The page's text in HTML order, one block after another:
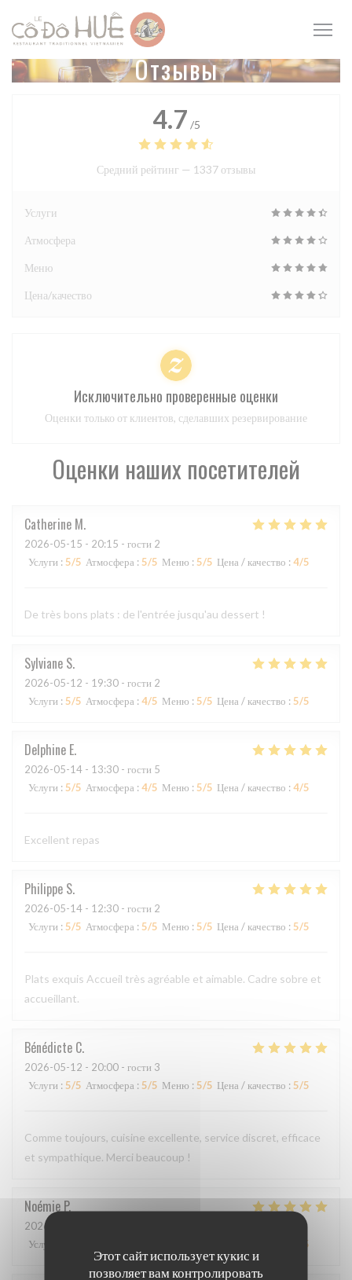
Панель управления cookies
Этот сайт использует кукис и
позволяет вам контролировать
Отзывы
Оценки наших посетителей
Catherine M
2026-05-15 - 20:15 - гости 2
Услуги : 5/5 Атмосфера : 5/5 Меню : 5/5 Цена / качество : 4/5
De très bons plats : de l'entrée jusqu'au dessert !
Sylviane S
2026-05-12 - 19:30 - гости 2
Услуги : 5/5 Атмосфера : 4/5 Меню : 5/5 Цена / качество : 5/5
Delphine E
2026-05-14 - 13:30 - гости 5
Услуги : 5/5 Атмосфера : 4/5 Меню : 5/5 Цена / качество : 4/5
Excellent repas
Philippe S
2026-05-14 - 12:30 - гости 2
Услуги : 5/5 Атмосфера : 5/5 Меню : 5/5 Цена / качество : 5/5
Plats exquis Accueil très agréable et aimable. Cadre sobre et
accueillant.
Bénédicte C
2026-05-12 - 20:00 - гости 3
Услуги : 5/5 Атмосфера : 5/5 Меню : 5/5 Цена / качество : 5/5
Comme toujours, cuisine excellente, service discret, efficace
et sympathique. Merci beaucoup !
NoémieP
2026-05-06
Услуги
/5
4.7 /5
Средний рейтинг — 1337 отзывы
Услуги
Атмосфера
Меню
Цена/качество
Исключительно проверенные оценки
Оценки только от клиентов, сделавших резервирование